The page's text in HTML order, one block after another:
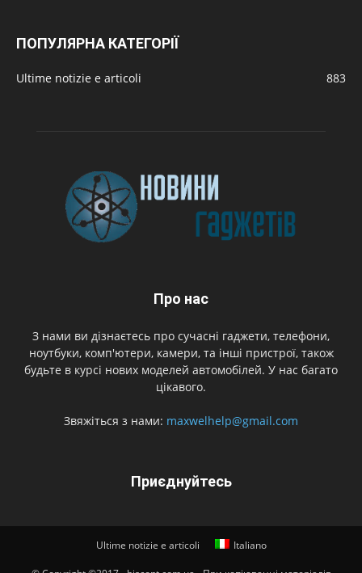
ПОПУЛЯРНА КАТЕГОРІЇ
Ultime notizie e articoli 883
Про нас
З нами ви дізнаєтесь про сучасні гаджети, телефони,
ноутбуки, комп'ютери, камери, та інші пристрої, також
будьте в курсі нових моделей автомобілей. У нас багато
цікавого.
Звяжіться з нами: maxwelhelp@gmail.com
Приєднуйтесь
Ultime notizie e articoli Italiano